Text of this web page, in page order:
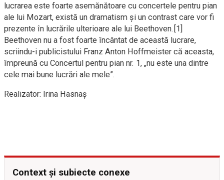
lucrarea este foarte asemănătoare cu concertele pentru pian
ale lui Mozart, există un dramatism și un contrast care vor fi
prezente în lucrările ulterioare ale lui Beethoven.[1]
Beethoven nu a fost foarte încântat de această lucrare,
scriindu-i publicistului Franz Anton Hoffmeister că aceasta,
împreună cu Concertul pentru pian nr. 1, „nu este una dintre
cele mai bune lucrări ale mele”.
Realizator: Irina Hasnaș
Context și subiecte conexe